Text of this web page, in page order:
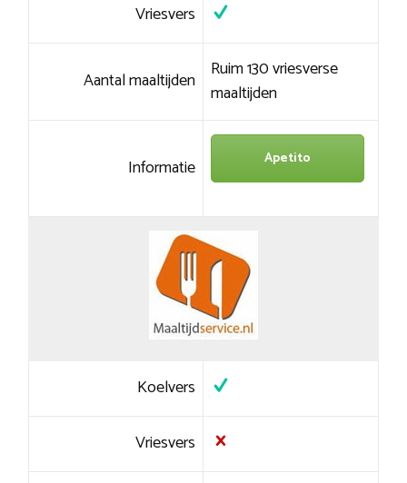
Vriesvers
Aantal maaltijden Ruim 130 vriesverse
maaltijden
Informatie Apetito
Koelvers
Vriesvers